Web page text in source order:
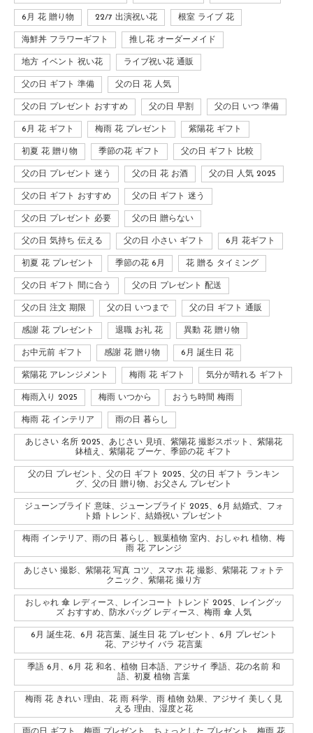
6月 花 贈り物 22/7 出演祝い花 根室 ライブ 花
海鮮丼 フラワーギフト 推し花 オーダーメイド
地方 イベント 祝い花 ライブ祝い花 通販
父の日 ギフト 準備 父の日 花 人気
父の日 プレゼント おすすめ 父の日 早割 父の日 いつ 準備
6月 花 ギフト 梅雨 花 プレゼント 紫陽花 ギフト
初夏 花 贈り物 季節の花 ギフト 父の日 ギフト 比較
父の日 プレゼント 迷う 父の日 花 お酒 父の日 人気 2025
父の日 ギフト おすすめ 父の日 ギフト 迷う
父の日 プレゼント 必要 父の日 贈らない
父の日 気持ち 伝える 父の日 小さい ギフト 6月 花ギフト
初夏 花 プレゼント 季節の花 6月 花 贈る タイミング
父の日 ギフト 間に合う 父の日 プレゼント 配送
父の日 注文 期限 父の日 いつまで 父の日 ギフト 通販
感謝 花 プレゼント 退職 お礼 花 異動 花 贈り物
お中元前 ギフト 感謝 花 贈り物 6月 誕生日 花
紫陽花 アレンジメント 梅雨 花 ギフト 気分が晴れる ギフト
梅雨入り 2025 梅雨 いつから おうち時間 梅雨
梅雨 花 インテリア 雨の日 暮らし
あじさい 名所 2025、あじさい 見頃、紫陽花 撮影スポット、紫陽花
鉢植え、紫陽花 ブーケ、季節の花 ギフト
父の日 プレゼント、父の日 ギフト 2025、父の日 ギフト ランキン
グ、父の日 贈り物、お父さん プレゼント
ジューンブライド 意味、ジューンブライド 2025、6月 結婚式、フォ
ト婚 トレンド、結婚祝い プレゼント
梅雨 インテリア、雨の日 暮らし、観葉植物 室内、おしゃれ 植物、梅
雨 花 アレンジ
あじさい 撮影、紫陽花 写真 コツ、スマホ 花 撮影、紫陽花 フォトテ
クニック、紫陽花 撮り方
おしゃれ 傘 レディース、レインコート トレンド 2025、レイングッ
ズ おすすめ、防水バッグ レディース、梅雨 傘 人気
6月 誕生花、6月 花言葉、誕生日 花 プレゼント、6月 プレゼント
花、アジサイ バラ 花言葉
季語 6月、6月 花 和名、植物 日本語、アジサイ 季語、花の名前 和
語、初夏 植物 言葉
梅雨 花 きれい 理由、花 雨 科学、雨 植物 効果、アジサイ 美しく見
える 理由、湿度と花